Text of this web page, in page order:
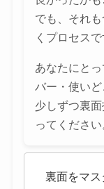
でも、それ
くプロセスで
あなたにと
バー・使い
少しずつ裏
ってください
裏面をマス